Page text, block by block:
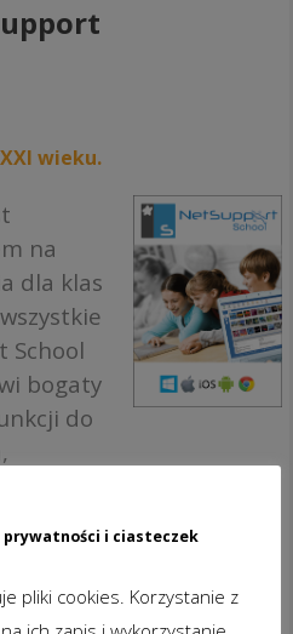
wieku.
na
dla klas
School
bogaty
do
i ciasteczek
pliki cookies. Korzystanie z